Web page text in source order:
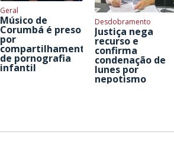
Geral
Músico de
Corumbá é preso
por
compartilhamento
de pornografia
infantil
Desdobramento
Justiça nega
recurso e
confirma
condenação de
Iunes por
nepotismo